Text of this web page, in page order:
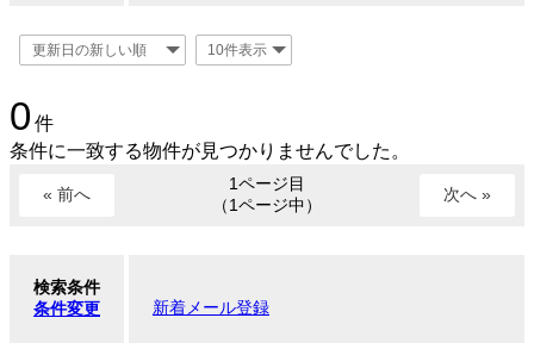
空き家バンク
リンク
0 件
条件に一致する物件が見つかりませんでした。
« 前へ
1ページ目
（1ページ中）
次へ »
検索条件
条件変更
新着メール登録